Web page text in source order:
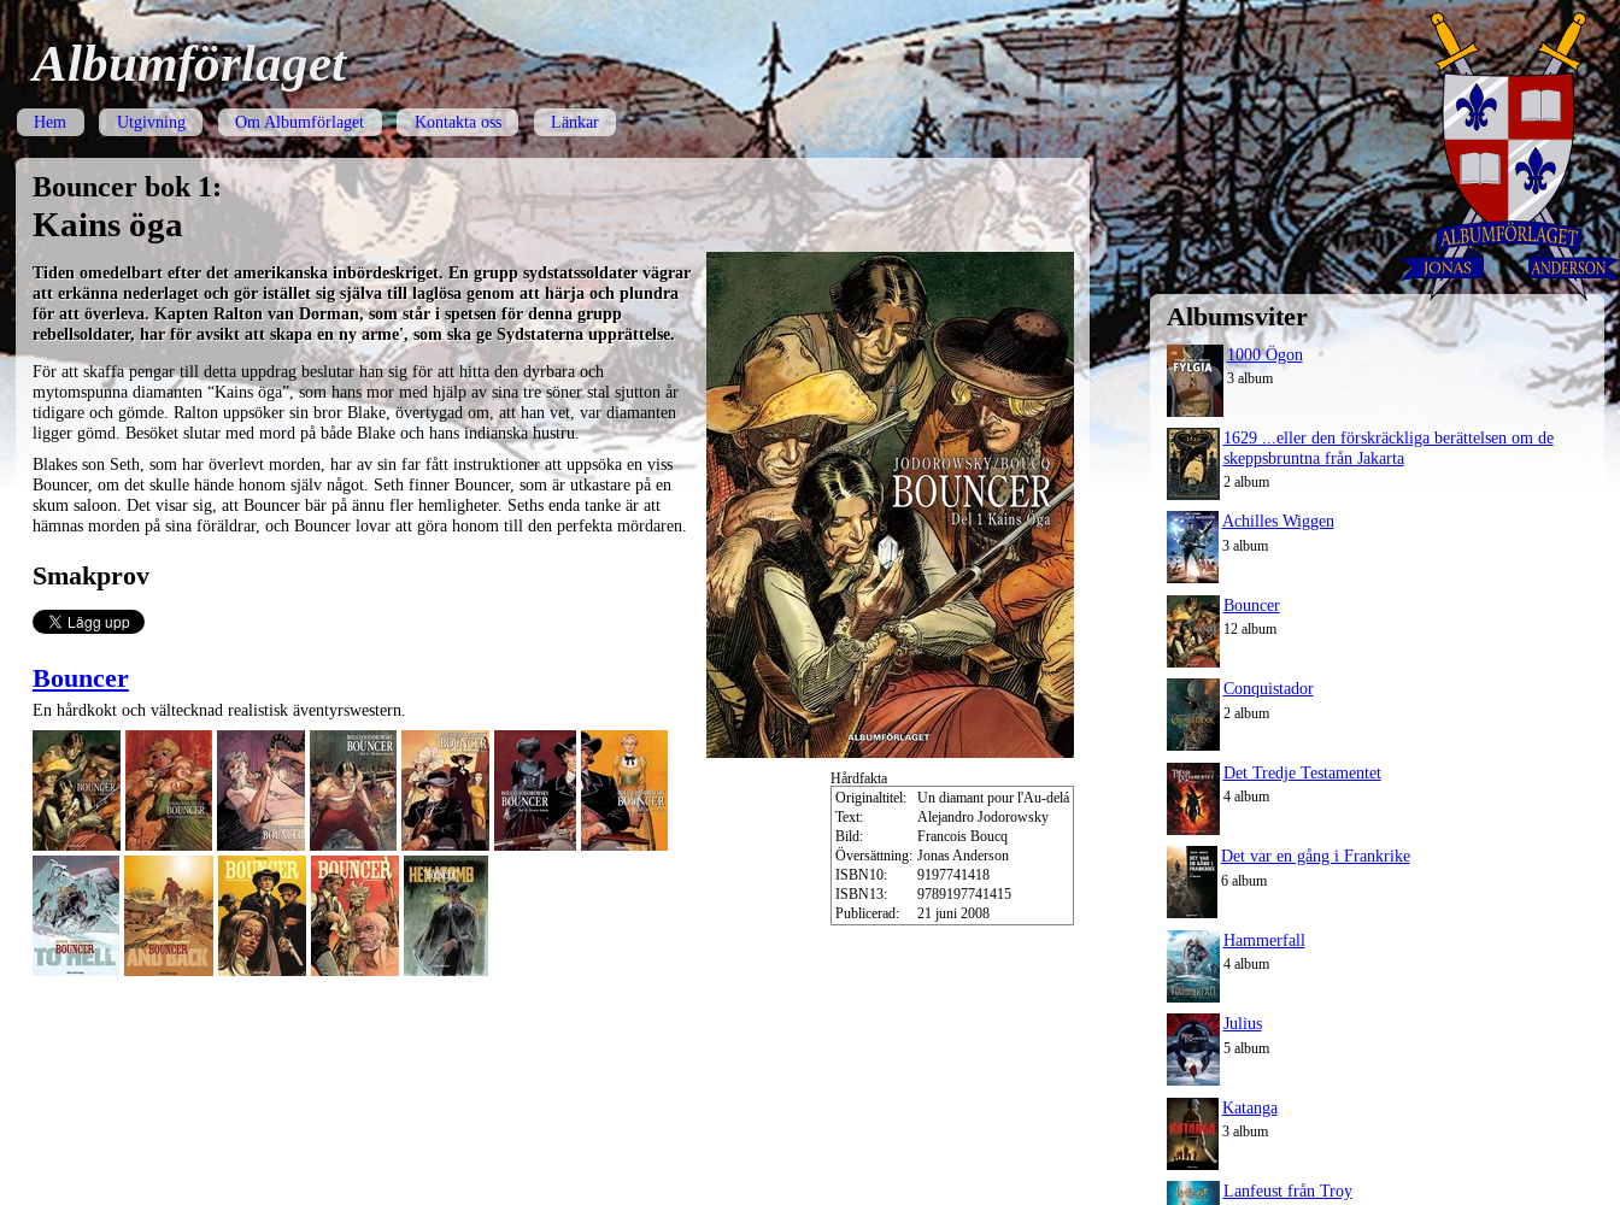
Albumförlaget
Hem Utgivning Om Albumförlaget Kontakta oss Länkar
Bouncer bok 1:
Kains öga
Hårdfakta
Originaltitel:
Un diamant pour l'Au-delá
Text:
Alejandro Jodorowsky
Bild:
Francois Boucq
Översättning: Jonas Anderson
ISBN10:
9197741418
ISBN13:
9789197741415
Publicerad:
21 juni 2008
Tiden omedelbart efter det amerikanska inbördeskriget. En grupp sydstatssoldater vägrar
att erkänna nederlaget och gör istället sig själva till laglösa genom att härja och plundra
för att överleva. Kapten Ralton van Dorman, som står i spetsen för denna grupp
rebellsoldater, har för avsikt att skapa en ny arme', som ska ge Sydstaterna upprättelse.
För att skaffa pengar till detta uppdrag beslutar han sig för att hitta den dyrbara och
mytomspunna diamanten “Kains öga”, som hans mor med hjälp av sina tre söner stal sjutton år
tidigare och gömde. Ralton uppsöker sin bror Blake, övertygad om, att han vet, var diamanten
ligger gömd. Besöket slutar med mord på både Blake och hans indianska hustru.
Blakes son Seth, som har överlevt morden, har av sin far fått instruktioner att uppsöka en viss
Bouncer, om det skulle hände honom själv något. Seth finner Bouncer, som är utkastare på en
skum saloon. Det visar sig, att Bouncer bär på ännu fler hemligheter. Seths enda tanke är att
hämnas morden på sina föräldrar, och Bouncer lovar att göra honom till den perfekta mördaren.
Smakprov
Bouncer
En hårdkokt och vältecknad realistisk äventyrswestern.
Albumsviter
1000 Ögon
3 album
1629 ...eller den förskräckliga berättelsen om de
skeppsbruntna från Jakarta
2 album
Achilles Wiggen
3 album
Bouncer
12 album
Conquistador
2 album
Det Tredje Testamentet
4 album
Det var en gång i Frankrike
6 album
Hammerfall
4 album
Julius
5 album
Katanga
3 album
Lanfeust från Troy